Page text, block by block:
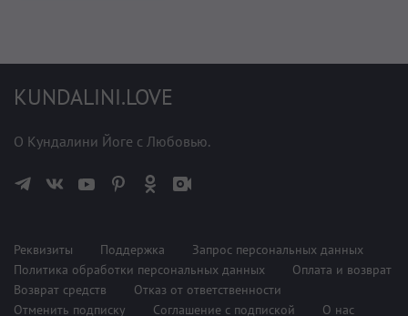
KUNDALINI.LOVE
О Кундалини Йоге с Любовью.
Реквизиты Поддержка
Запрос персональных данных
Политика обработки персональных данных
Оплата и возврат
Возврат средств
Отказ от ответственности
Отменить подписку
Соглашение с подпиской О нас